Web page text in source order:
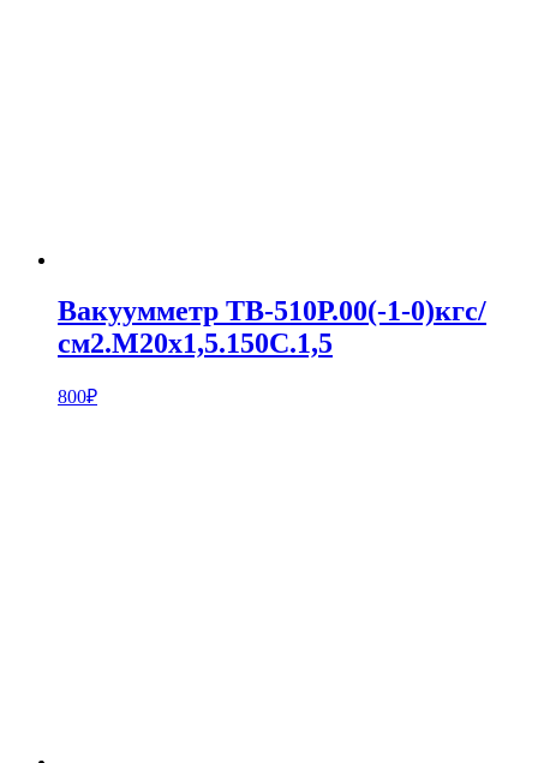
Вакуумметр ТВ-510Р.00(-1-0)кгс/
см2.M20х1,5.150С.1,5
800₽